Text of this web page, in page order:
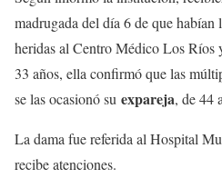
madrugada del día 6 de que habían
heridas al Centro Médico Los Ríos
33 años, ella confirmó que las
se las ocasionó su expareja, de 44
La dama fue referida al Hospital
recibe atenciones.